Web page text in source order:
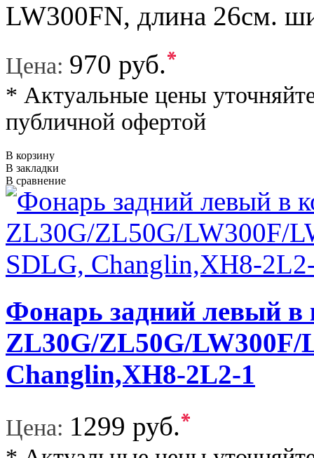
LW300FN, длина 26см.
Цена: 970 руб.*
* Актуальные цены
публичной офертой
В корзину
В закладки
В сравнение
Фонарь задний левый в
ZL30G/ZL50G/LW300F/
Changlin,XH8-2L2-1
Цена: 1299 руб.*